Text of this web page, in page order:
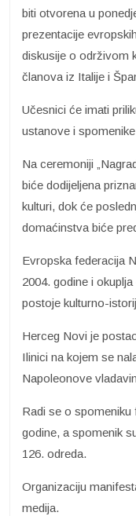
biti otvorena u
prezentacije
diskusije o održivom
članova iz Italije i
Učesnici će imati
ustanove i
Na ceremoniji
biće dodijeljena
kulturi, dok će
domaćinstva biće
Evropska federacija
2004. godine i
postoje kulturno-
Herceg Novi je
Ilinici na kojem se
Napoleonove
Radi se o spomeniku
godine, a spomenik
126. odreda.
Organizaciju
medija.